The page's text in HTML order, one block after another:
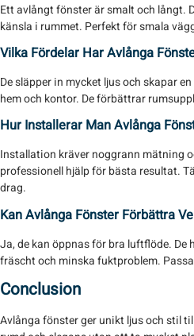
Ett avlångt fönster är smalt och långt.
känsla i rummet. Perfekt för smala
Vilka Fördelar Har Avlånga
De släpper in mycket ljus och skapar
hem och kontor. De förbättrar
Hur Installerar Man Avlånga
Installation kräver noggrann mätning
professionell hjälp för bästa resultat.
drag.
Kan Avlånga Fönster Förbättra
Ja, de kan öppnas för bra luftflöde. De
fräscht och minska fuktproblem.
Conclusion
Avlånga fönster ger unikt ljus och stil